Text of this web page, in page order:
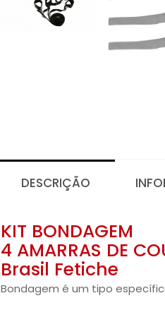
DESCRIÇÃO
KIT BONDAGEM
4 AMARRAS DE
Brasil Fetiche
Bondagem é um tipo